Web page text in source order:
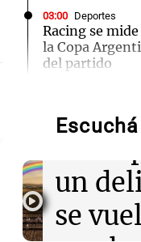
03:00 Deportes
Racing se
la Copa
del partido
Francia pone
telemarketing
02:04 Tecnología
Meta lanza
de IA para
Audio.
un
se